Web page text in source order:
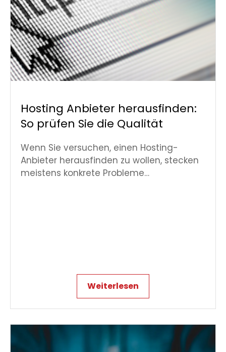
Hosting Anbieter herausfinden:
So prüfen Sie die Qualität
Wenn Sie versuchen, einen Hosting-
Anbieter herausfinden zu wollen, stecken
meistens konkrete Probleme…
Weiterlesen